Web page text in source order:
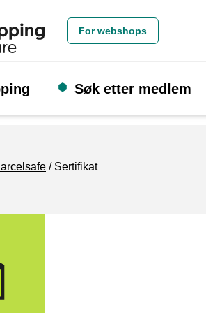
For webshops
Søk etter medlem
Sertifikat